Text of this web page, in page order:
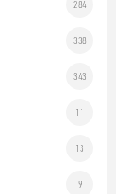
284
338
343
11
13
9